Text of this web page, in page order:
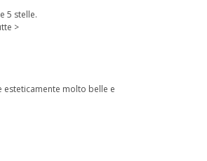
5 stelle.
>
esteticamente molto belle e